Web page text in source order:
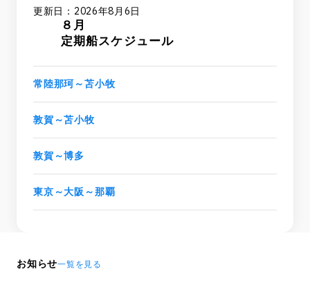
更新日：2026年8月6日
８月
定期船スケジュール
常陸那珂～苫小牧
敦賀～苫小牧
敦賀～博多
東京～大阪～那覇
お知らせ一覧を見る